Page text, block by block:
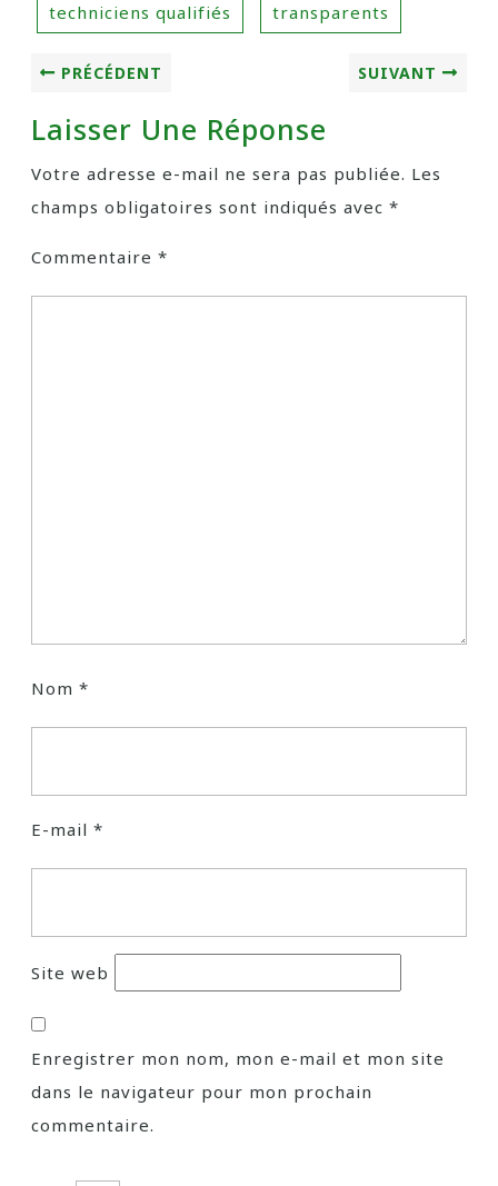
techniciens qualifiés transparents
PRÉCÉDENT SUIVANT
Laisser Une Réponse
Votre adresse e-mail ne sera pas publiée. Les
champs obligatoires sont indiqués avec *
Commentaire *
Nom *
E-mail *
Site web
Enregistrer mon nom, mon e-mail et mon site
dans le navigateur pour mon prochain
commentaire.